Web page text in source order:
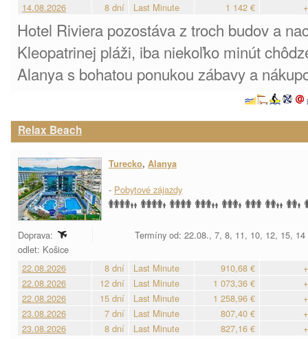
14.08.2026
8 dní Last Minute 1 142 €
Hotel Riviera pozostáva z troch budov a
Kleopatrinej pláži, iba niekoľko minút
Alanya s bohatou ponukou zábavy a
Relax Beach
Turecko, Alanya
- Pobytové zájazdy
Doprava:
Termíny od: 22.08., 7, 8, 11, 10, 12, 15, 14
odlet: Košice
22.08.2026
8 dní Last Minute 910,68 €
22.08.2026
12 dní Last Minute 1 073,36 €
22.08.2026
15 dní Last Minute 1 258,96 €
23.08.2026
7 dní Last Minute 807,40 €
23.08.2026
8 dní Last Minute 827,16 €